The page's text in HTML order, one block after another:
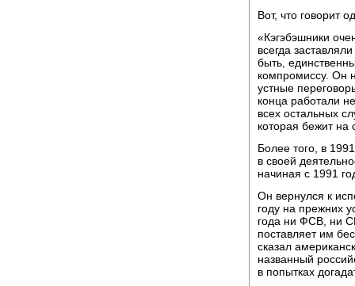
Вот, что говорит
«Кэгэбэшники
всегда
быть,
компромиссу. Он
устные
конца работали
всех остальных
которая бежит на
Более того, в
в своей
начиная с 1991
Он вернулся к
году на прежних
года ни ФСВ, ни
поставляет им
сказал
названный
в попытках